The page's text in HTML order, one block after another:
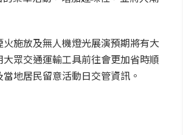
施放及無人機燈光展演預期將有大
眾交通運輸工具前往會更加省時順
地居民留意活動日交管資訊。